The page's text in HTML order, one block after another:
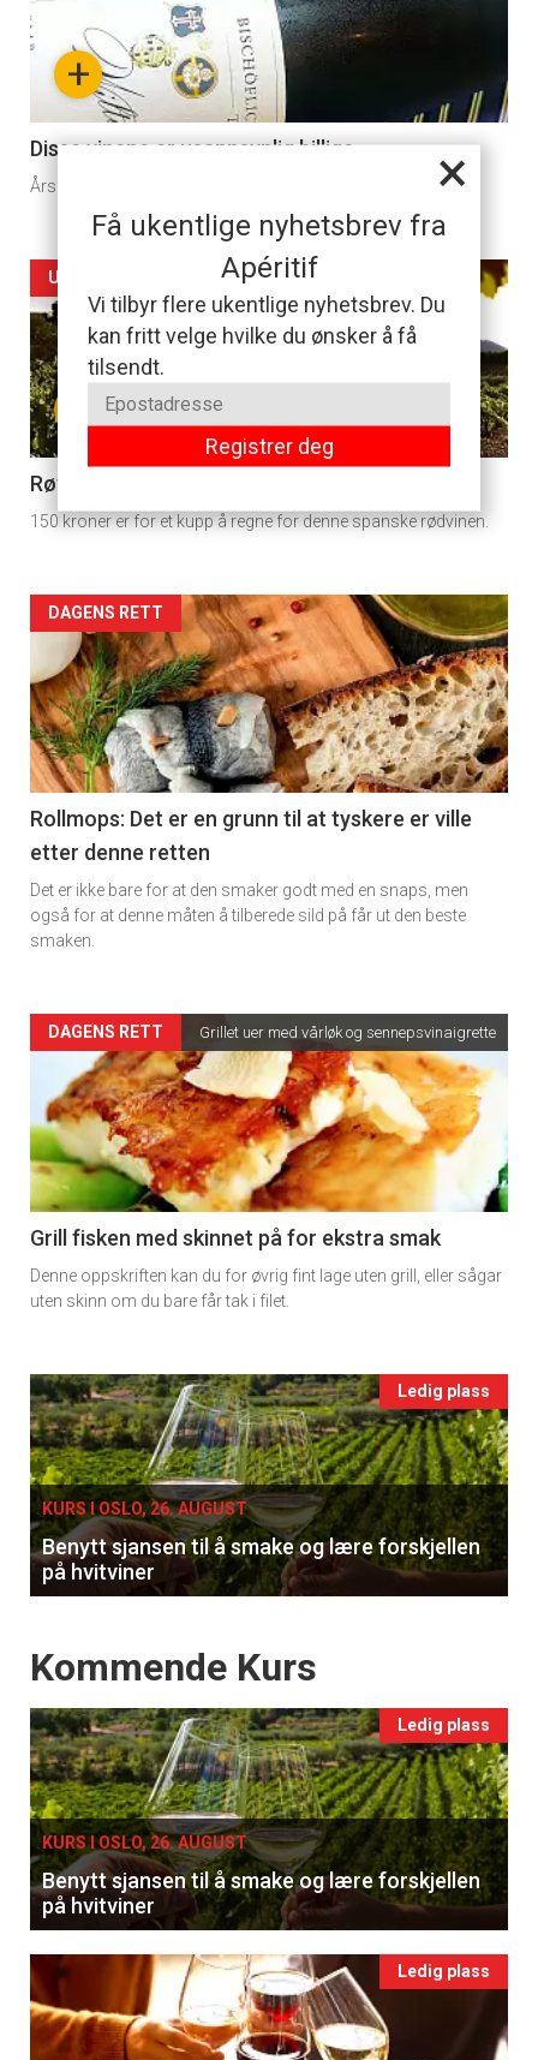
×
Få ukentlige nyhetsbrev fra
Apéritif
Vi tilbyr flere ukentlige nyhetsbrev. Du
kan fritt velge hvilke du ønsker å få
tilsendt.
Registrer deg
-
section
11
+
Disse vinene er usannsynlig billige
Årsaken er knyttet til eieren som får sin «lønn i himmelen».
Artikler
detail
-
section
11
Dagens
rett
UKENS VIN
Røverkjøp til grillmaten
150 kroner er for et kupp å regne for denne spanske rødvinen.
Artikler
detail
-
section
11
Dagens
rett
DAGENS RETT
Rollmops: Det er en grunn til at tyskere er ville
etter denne retten
Det er ikke bare for at den smaker godt med en snaps, men
også for at denne måten å tilberede sild på får ut den beste
smaken.
Artikler
detail
-
section
11
Ukens
DAGENS RETT Grillet uer med vårløk og sennepsvinaigrette
Grill fisken med skinnet på for ekstra smak
Denne oppskriften kan du for øvrig fint lage uten grill, eller sågar
uten skinn om du bare får tak i filet.
Events
single
Ledig plass
KURS I OSLO, 26. AUGUST
Benytt sjansen til å smake og lære forskjellen
på hvitviner
Events
Kommende Kurs
Ledig plass
KURS I OSLO, 26. AUGUST
Benytt sjansen til å smake og lære forskjellen
på hvitviner
Ledig plass